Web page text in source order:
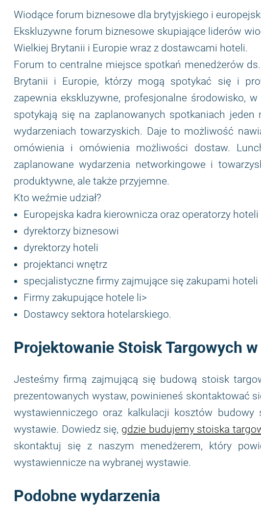
Wiodące forum biznesowe dla brytyjskiego i
Ekskluzywne forum biznesowe skupiające liderów
Wielkiej Brytanii i Europie wraz z dostawcami hoteli.
Forum to centralne miejsce spotkań menedżerów
Brytanii i Europie, którzy mogą spotykać się i
zapewnia ekskluzywne, profesjonalne środowisko,
spotykają się na zaplanowanych spotkaniach
wydarzeniach towarzyskich. Daje to możliwość
omówienia i omówienia możliwości dostaw.
zaplanowane wydarzenia networkingowe i
produktywne, ale także przyjemne.
Kto weźmie udział?
Europejska kadra kierownicza oraz operatorzy
dyrektorzy biznesowi
dyrektorzy hoteli
projektanci wnętrz
specjalistyczne firmy zajmujące się zakupami hoteli
Firmy zakupujące hotele li>
Dostawcy sektora hotelarskiego.
Projektowanie Stoisk Targowych
Jesteśmy firmą zajmującą się budową stoisk
prezentowanych wystaw, powinieneś skontaktować
wystawienniczego oraz kalkulacji kosztów budowy
wystawie. Dowiedz się, gdzie budujemy stoiska
skontaktuj się z naszym menedżerem, który
wystawiennicze na wybranej wystawie.
Podobne wydarzenia